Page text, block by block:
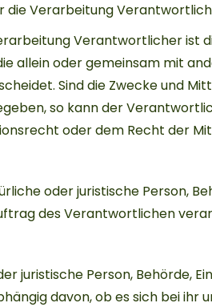
Verarbeitung
Verantwortlicher ist
allein oder gemeinsam mit
Sind die Zwecke und
so kann der
oder dem Recht der
oder juristische Person,
des Verantwortlichen
juristische Person, Behörde,
davon, ob es sich bei ihr